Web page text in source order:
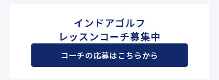
インドアゴルフ
レッスンコーチ募集中
コーチの応募はこちらから